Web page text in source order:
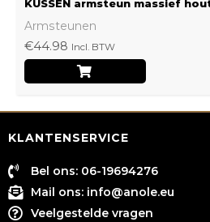
KUSSEN armsteun massief
Armsteunen
€44.98 Incl. BTW
KLANTENSERVICE
Bel ons: 06-19694276
Mail ons: info@anole.eu
Veelgestelde vragen